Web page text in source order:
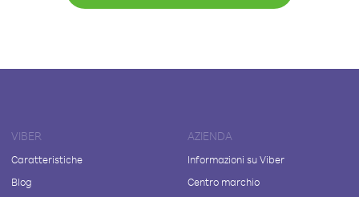
VIBER
Caratteristiche
Blog
AZIENDA
Informazioni su Viber
Centro marchio